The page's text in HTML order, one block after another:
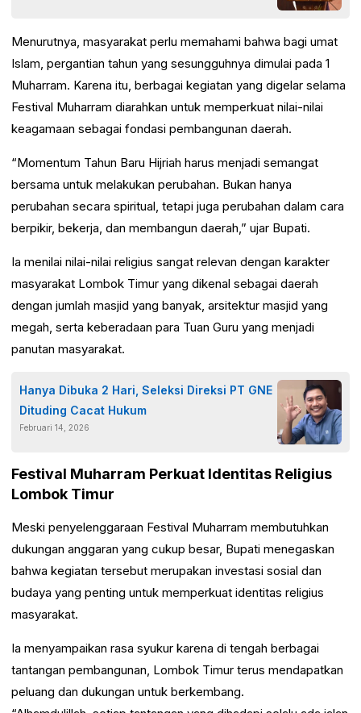
Menurutnya, masyarakat perlu memahami bahwa bagi umat
Islam, pergantian tahun yang sesungguhnya dimulai pada 1
Muharram. Karena itu, berbagai kegiatan yang digelar selama
Festival Muharram diarahkan untuk memperkuat nilai-nilai
keagamaan sebagai fondasi pembangunan daerah.
“Momentum Tahun Baru Hijriah harus menjadi semangat
bersama untuk melakukan perubahan. Bukan hanya
perubahan secara spiritual, tetapi juga perubahan dalam cara
berpikir, bekerja, dan membangun daerah,” ujar Bupati.
Ia menilai nilai-nilai religius sangat relevan dengan karakter
masyarakat Lombok Timur yang dikenal sebagai daerah
dengan jumlah masjid yang banyak, arsitektur masjid yang
megah, serta keberadaan para Tuan Guru yang menjadi
panutan masyarakat.
Hanya Dibuka 2 Hari, Seleksi Direksi PT GNE
Dituding Cacat Hukum
Februari 14, 2026
Festival Muharram Perkuat Identitas Religius
Lombok Timur
Meski penyelenggaraan Festival Muharram membutuhkan
dukungan anggaran yang cukup besar, Bupati menegaskan
bahwa kegiatan tersebut merupakan investasi sosial dan
budaya yang penting untuk memperkuat identitas religius
masyarakat.
Ia menyampaikan rasa syukur karena di tengah berbagai
tantangan pembangunan, Lombok Timur terus mendapatkan
peluang dan dukungan untuk berkembang.